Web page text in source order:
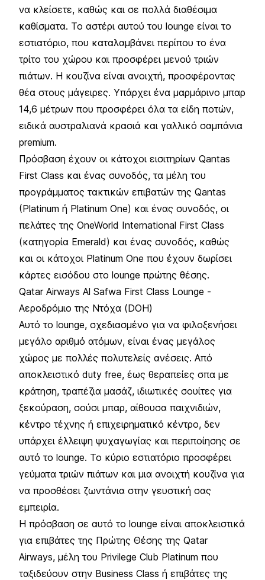
να κλείσετε, καθώς και σε πολλά διαθέσιμα
καθίσματα. Το αστέρι αυτού του lounge είναι το
εστιατόριο, που καταλαμβάνει περίπου το ένα
τρίτο του χώρου και προσφέρει μενού τριών
πιάτων. Η κουζίνα είναι ανοιχτή, προσφέροντας
θέα στους μάγειρες. Υπάρχει ένα μαρμάρινο μπαρ
14,6 μέτρων που προσφέρει όλα τα είδη ποτών,
ειδικά αυστραλιανά κρασιά και γαλλικό σαμπάνια
premium.
Πρόσβαση έχουν οι κάτοχοι εισιτηρίων Qantas
First Class και ένας συνοδός, τα μέλη του
προγράμματος τακτικών επιβατών της Qantas
(Platinum ή Platinum One) και ένας συνοδός, οι
πελάτες της OneWorld International First Class
(κατηγορία Emerald) και ένας συνοδός, καθώς
και οι κάτοχοι Platinum One που έχουν δωρίσει
κάρτες εισόδου στο lounge πρώτης θέσης.
Qatar Airways Al Safwa First Class Lounge -
Αεροδρόμιο της Ντόχα (DOH)
Αυτό το lounge, σχεδιασμένο για να φιλοξενήσει
μεγάλο αριθμό ατόμων, είναι ένας μεγάλος
χώρος με πολλές πολυτελείς ανέσεις. Από
αποκλειστικό duty free, έως θεραπείες σπα με
κράτηση, τραπέζια μασάζ, ιδιωτικές σουίτες για
ξεκούραση, σούσι μπαρ, αίθουσα παιχνιδιών,
κέντρο τέχνης ή επιχειρηματικό κέντρο, δεν
υπάρχει έλλειψη ψυχαγωγίας και περιποίησης σε
αυτό το lounge. Το κύριο εστιατόριο προσφέρει
γεύματα τριών πιάτων και μια ανοιχτή κουζίνα για
να προσθέσει ζωντάνια στην γευστική σας
εμπειρία.
Η πρόσβαση σε αυτό το lounge είναι αποκλειστικά
για επιβάτες της Πρώτης Θέσης της Qatar
Airways, μέλη του Privilege Club Platinum που
ταξιδεύουν στην Business Class ή επιβάτες της